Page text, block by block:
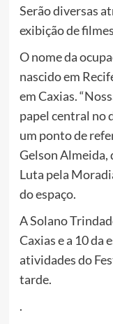
Serão diversas
exibição de
O nome da
nascido em
em Caxias.
papel central no
um ponto de
Gelson Almeida,
Luta pela
do espaço.
A Solano
Caxias e a 10 da
atividades do
tarde.
.